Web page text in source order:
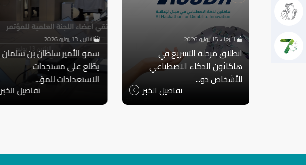
الأربعاء، 15 يوليو 2026
انطلاق مرحلة التسريع في
هاكاثون الذكاء الاصطناعي
للأشخاص ذو...
تفاصيل الخبر
الاثنين، 13 يوليو 2026
سمو الأمير سلطان بن سلمان
يطّلع على مستجدات
الاستعدادات للمؤ...
تفاصيل الخبر